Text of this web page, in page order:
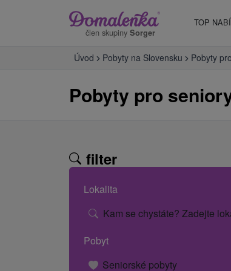
člen skupiny Sorger
TOP
Úvod Pobyty na Slovensku Pobyty
Pobyty pro
filter
Lokalita
Kam se chystáte? Zadejte
Pobyt
Seniorské pobyty